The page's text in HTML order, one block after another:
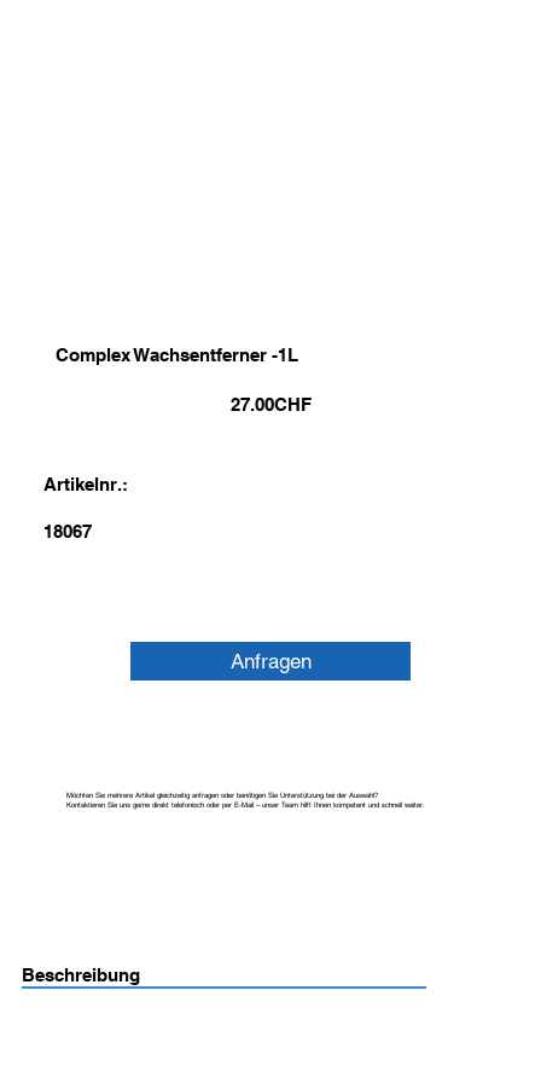
Complex Wachsentferner -1L
27.00CHF
Artikelnr.:
18067
Anfragen
Möchten Sie mehrere Artikel gleichzeitig anfragen oder benötigen Sie Unterstützung bei der Auswahl?
Kontaktieren Sie uns gerne direkt telefonisch oder per E-Mail – unser Team hilft Ihnen kompetent und schnell weiter.
Beschreibung